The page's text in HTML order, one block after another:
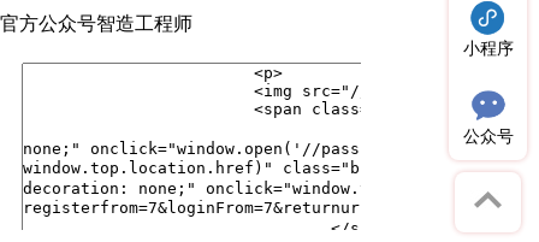
官方公众号智造工程师
小程序
公众号